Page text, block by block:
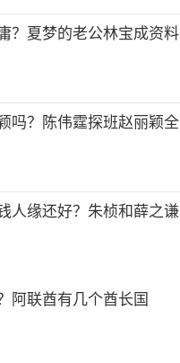
？夏梦的老公林宝成资料
吗？陈伟霆探班赵丽颖全
人缘还好？朱桢和薛之谦
阿联酋有几个酋长国